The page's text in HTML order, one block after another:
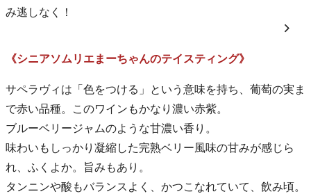
み逃しなく！
《シニアソムリエまーちゃんのテイスティング》
サペラヴィは「色をつける」という意味を持ち、葡萄の実ま
で赤い品種。このワインもかなり濃い赤紫。
ブルーベリージャムのような甘濃い香り。
味わいもしっかり凝縮した完熟ベリー風味の甘みが感じら
れ、ふくよか。旨みもあり。
タンニンや酸もバランスよく、かつこなれていて、飲み頃。